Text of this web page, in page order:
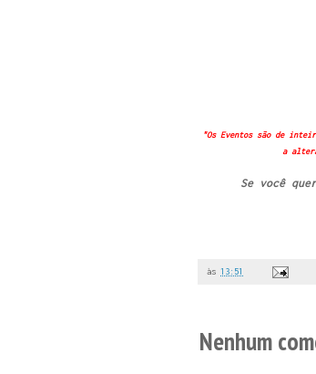
"Os Eventos são de
a
Se você
às 13:51
Nenhum